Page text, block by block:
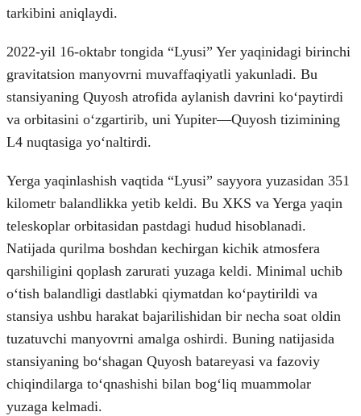
tarkibini aniqlaydi.
2022-yil 16-oktabr tongida “Lyusi” Yer yaqinidagi birinchi
gravitatsion manyovrni muvaffaqiyatli yakunladi. Bu
stansiyaning Quyosh atrofida aylanish davrini koʻpaytirdi
va orbitasini oʻzgartirib, uni Yupiter—Quyosh tizimining
L4 nuqtasiga yoʻnaltirdi.
Yerga yaqinlashish vaqtida “Lyusi” sayyora yuzasidan 351
kilometr balandlikka yetib keldi. Bu XKS va Yerga yaqin
teleskoplar orbitasidan pastdagi hudud hisoblanadi.
Natijada qurilma boshdan kechirgan kichik atmosfera
qarshiligini qoplash zarurati yuzaga keldi. Minimal uchib
oʻtish balandligi dastlabki qiymatdan koʻpaytirildi va
stansiya ushbu harakat bajarilishidan bir necha soat oldin
tuzatuvchi manyovrni amalga oshirdi. Buning natijasida
stansiyaning boʻshagan Quyosh batareyasi va fazoviy
chiqindilarga toʻqnashishi bilan bogʻliq muammolar
yuzaga kelmadi.